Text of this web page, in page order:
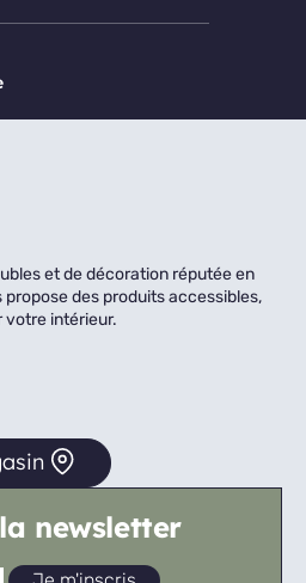
et de décoration réputée en
des produits accessibles,
votre intérieur.
newsletter